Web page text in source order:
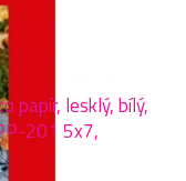
papír, lesklý, bílý,
201 5x7,